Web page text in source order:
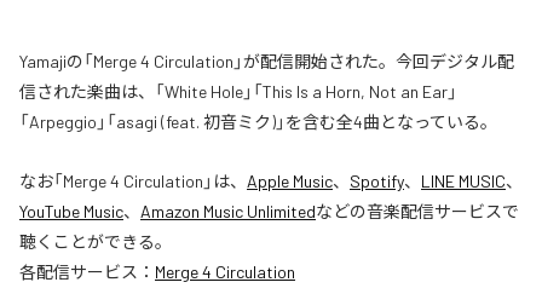
Yamajiの「Merge 4 Circulation」が配信開始された。今回デジタル配
信された楽曲は、「White Hole」「This Is a Horn, Not an Ear」
「Arpeggio」「asagi (feat. 初音ミク)」を含む全4曲となっている。
なお「Merge 4 Circulation 」は、 Apple Music、 Spotify、 LINE MUSIC、
YouTube Music、 Amazon Music Unlimitedなどの音楽配信サービスで
聴くことができる。
各配信サービス： Merge 4 Circulation